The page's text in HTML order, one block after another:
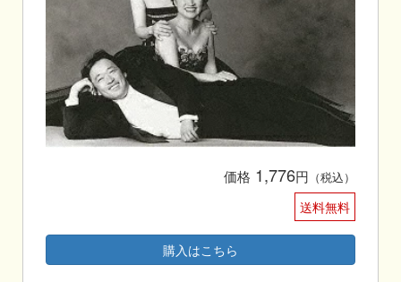
価格 1,776円 （税込）
送料無料
購入はこちら